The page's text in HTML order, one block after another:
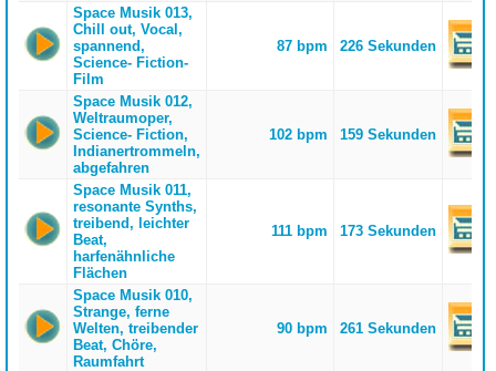
Space Musik 013,
Chill out, Vocal,
spannend,
Science- Fiction-
Film
87 bpm 226 Sekunden
Space Musik 012,
Weltraumoper,
Science- Fiction,
Indianertrommeln,
abgefahren
102 bpm 159 Sekunden
Space Musik 011,
resonante Synths,
treibend, leichter
Beat,
harfenähnliche
Flächen
111 bpm 173 Sekunden
Space Musik 010,
Strange, ferne
Welten, treibender
Beat, Chöre,
Raumfahrt
90 bpm 261 Sekunden